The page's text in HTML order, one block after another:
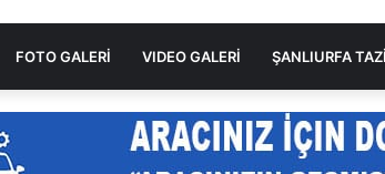
FOTO GALERİ VIDEO GALERİ ŞANLIURFA